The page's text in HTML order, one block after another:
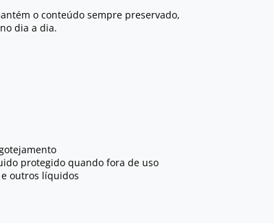
o conteúdo sempre preservado,
dia a dia.
protegido quando fora de uso
outros líquidos